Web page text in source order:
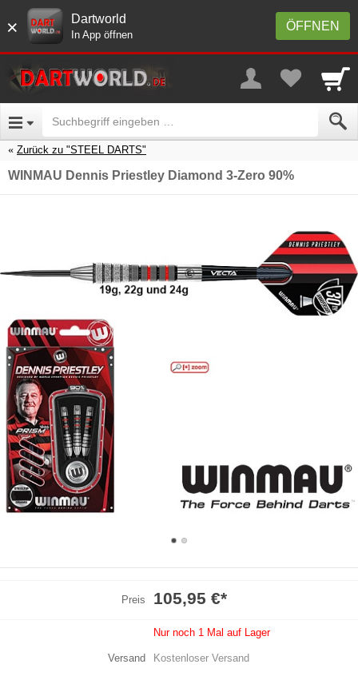
× ÖFFNEN
Dartworld
In App öffnen
Zurück zu "STEEL DARTS"
WINMAU Dennis Priestley Diamond 3-Zero 90%
Preis 105,95 €*
Nur noch 1 Mal auf Lager
Versand Kostenloser Versand